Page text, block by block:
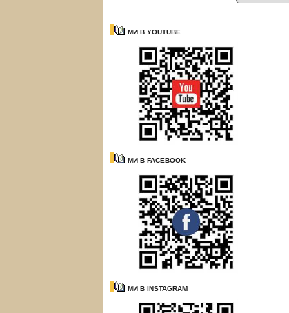
МИ В YOUTUBE
МИ В FACEBOOK
МИ В INSTAGRAM